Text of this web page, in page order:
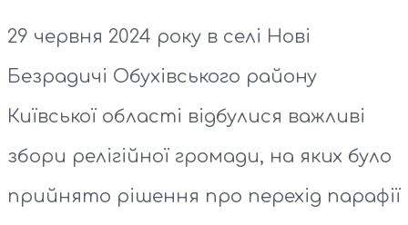
29 червня 2024 року в селі Нові
Безрадичі Обухівського району
Київської області відбулися важливі
збори релігійної громади, на яких було
прийнято рішення про перехід парафії